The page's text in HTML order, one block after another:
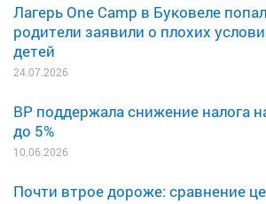
Лагерь One Camp в Буковеле
родители заявили о плохих
детей
24.07.2026
ВР поддержала снижение налога
до 5%
10.06.2026
Почти втрое дороже: сравнение